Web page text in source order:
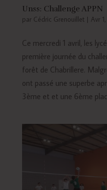
Unss: Challenge APPN
par Cédric Grenouillet| Avr
Ce mercredi 1 avril, les
première journée du
forêt de Chabrillere.
ont passé une superbe
3ème et et une 6ème